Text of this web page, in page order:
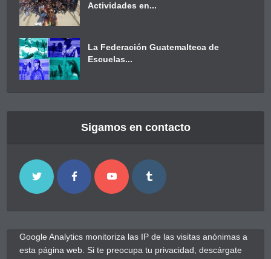
Actividades en...
La Federación Guatemalteca de
Escuelas...
Sigamos en contacto
Google Analytics monitoriza las IP de las visitas anónimas a
esta página web. Si te preocupa tu privacidad, descárgate